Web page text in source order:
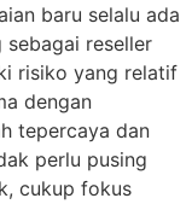
baru selalu ada
sebagai reseller
risiko yang relatif
dengan
tepercaya dan
perlu pusing
cukup fokus